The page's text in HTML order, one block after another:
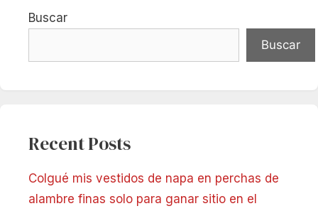
Buscar
Buscar
Recent Posts
Colgué mis vestidos de napa en perchas de
alambre finas solo para ganar sitio en el